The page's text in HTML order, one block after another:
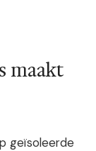
maakt
geïsoleerde